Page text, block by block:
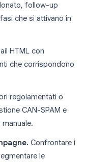
follow-up
che si attivano in
HTML con
che corrispondono
regolamentati o
CAN-SPAM e
Confrontare i
le